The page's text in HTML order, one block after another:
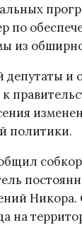
по
из
депутаты и
политики.
на